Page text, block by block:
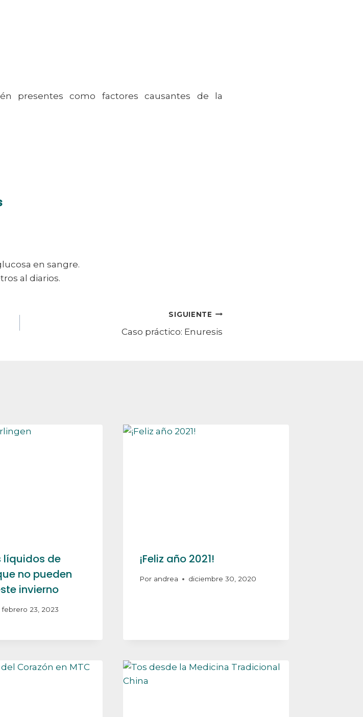
presentes como factores causantes de la
en sangre.
al diarios.
SIGUIENTE
Caso práctico: Enuresis
líquidos de
no pueden
invierno
febrero 23, 2023
¡Feliz año 2021!
Por andrea diciembre 30, 2020